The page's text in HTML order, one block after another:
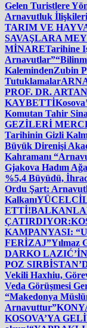
Gelen Turistlere
Arnavutluk
TARIM VE
SAVAŞLARA
MİNARETarihine
Arnavutlar”
KalemindenZubin
Tutuklamalar
PROF. DR.
KAYBETTİ
Komutan Tahir
GEZİLERİ
Tarihinin Gizli
Büyük Direnişi
Kahramanı
Gjakova Hadım
%5,4 Büyüdü,
Ordu Şart:
Kalkanı
ETTİ!
ÇATIRDIYOR:
KAMPANYASI:
FERİZAJ”Yılmaz
DARKO
POZ
Vekili Haxhiu,
Veda Görüşmesi
“Makedonya
Arnavuttur”
KOSOVA’YA